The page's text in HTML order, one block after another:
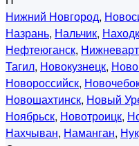
Нижний Новгород,
Назрань, Нальчик,
Нефтеюганск,
Тагил, Новокузнецк,
Новороссийск,
Новошахтинск, Новый
Ноябрьск, Новотроицк,
Нахчыван, Наманган,